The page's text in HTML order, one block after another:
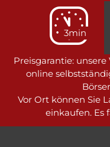
3min
Preisgarantie:
online
Vor Ort können Sie
einkaufen. Es